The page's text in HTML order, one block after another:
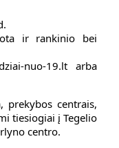
ir rankinio bei
nuo-19.lt arba
prekybos centrais,
tiesiogiai į Tegelio
centro.